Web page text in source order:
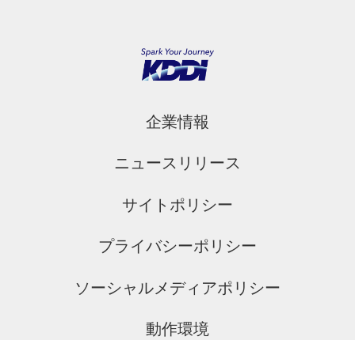
企業情報
ニュースリリース
サイトポリシー
プライバシーポリシー
ソーシャルメディアポリシー
動作環境